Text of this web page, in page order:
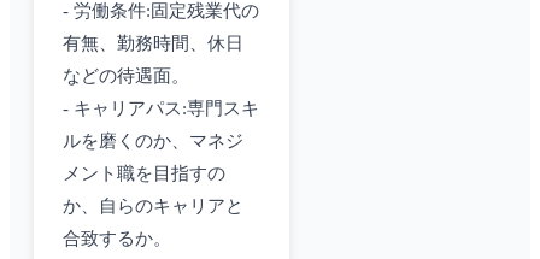
- 労働条件:固定残業代の
有無、勤務時間、休日
などの待遇面。
- キャリアパス:専門スキ
ルを磨くのか、マネジ
メント職を目指すの
か、自らのキャリアと
合致するか。